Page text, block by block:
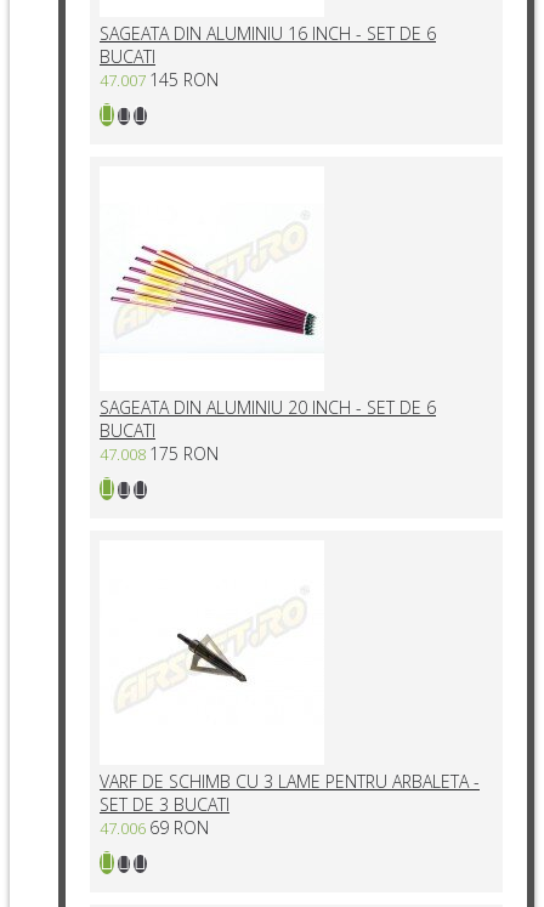
SAGEATA DIN ALUMINIU 16 INCH - SET DE 6
BUCATI
47.007 145 RON
SAGEATA DIN ALUMINIU 20 INCH - SET DE 6
BUCATI
47.008 175 RON
VARF DE SCHIMB CU 3 LAME PENTRU ARBALETA -
SET DE 3 BUCATI
47.006 69 RON